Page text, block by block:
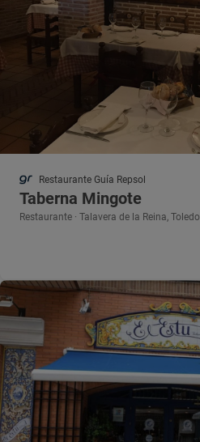
Restaurante Guía Repsol
Taberna Mingote
Restaurante · Talavera de la Reina, Toledo